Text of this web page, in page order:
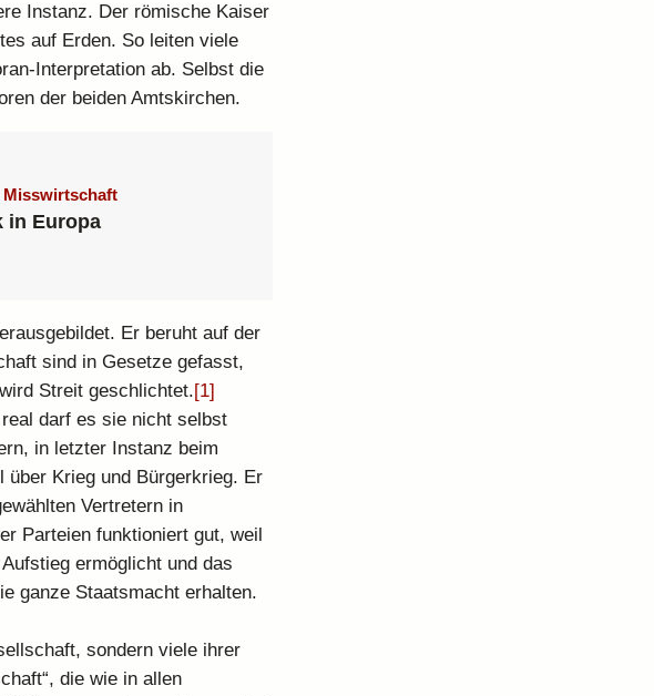
Instanz. Der römische Kaiser
auf Erden. So leiten viele
Interpretation ab. Selbst die
der beiden Amtskirchen.
Misswirtschaft
in Europa
Er beruht auf der
sind in Gesetze gefasst,
Streit geschlichtet.[1]
darf es sie nicht selbst
in letzter Instanz beim
über Krieg und Bürgerkrieg. Er
Vertretern in
Parteien funktioniert gut, weil
ermöglicht und das
ganze Staatsmacht erhalten.
sondern viele ihrer
die wie in allen